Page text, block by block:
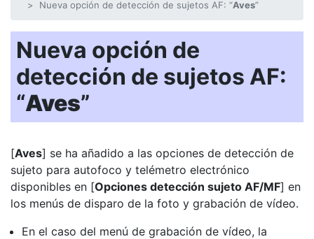
Nueva opción de detección de sujetos AF: “Aves”
Nueva opción de
detección de sujetos AF:
“Aves”
[Aves] se ha añadido a las opciones de detección de
sujeto para autofoco y telémetro electrónico
disponibles en [Opciones detección sujeto AF/MF] en
los menús de disparo de la foto y grabación de vídeo.
En el caso del menú de grabación de vídeo, la